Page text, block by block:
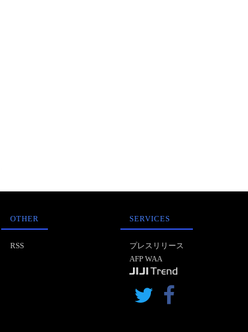
OTHER
RSS
SERVICES
プレスリリース
AFP WAA